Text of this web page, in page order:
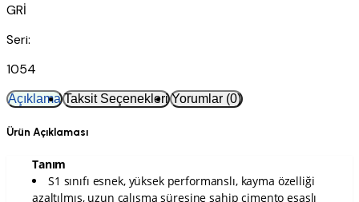
GRİ
Seri:
1054
Açıklama Taksit Seçenekleri Yorumlar (0)
Ürün Açıklaması
Tanım
S1 sınıfı esnek, yüksek performanslı, kayma özelliği
azaltılmış, uzun çalışma süresine sahip çimento esaslı